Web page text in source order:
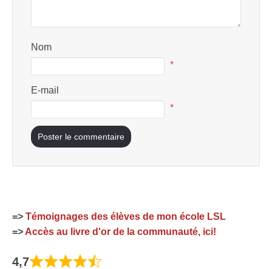
Nom
*
E-mail
*
=> Témoignages des élèves de mon école LSL
=> Accès au livre d'or de la communauté, ici!
4,7